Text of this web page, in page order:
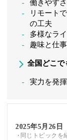
働きやす
リモート
の工夫
多様なラ
趣味と仕
全国どこで
実力を発
2025年5月26日
同じトピックを